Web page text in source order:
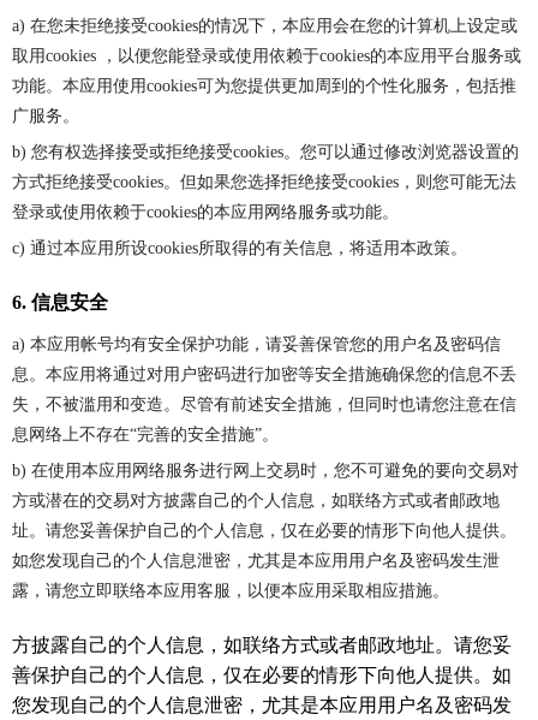
a) 在您未拒绝接受cookies的情况下，本应用会在您的计算机上设定或
取用cookies ，以便您能登录或使用依赖于cookies的本应用平台服务或
功能。本应用使用cookies可为您提供更加周到的个性化服务，包括推
广服务。
b) 您有权选择接受或拒绝接受cookies。您可以通过修改浏览器设置的
方式拒绝接受cookies。但如果您选择拒绝接受cookies，则您可能无法
登录或使用依赖于cookies的本应用网络服务或功能。
c) 通过本应用所设cookies所取得的有关信息，将适用本政策。
6. 信息安全
a) 本应用帐号均有安全保护功能，请妥善保管您的用户名及密码信
息。本应用将通过对用户密码进行加密等安全措施确保您的信息不丢
失，不被滥用和变造。尽管有前述安全措施，但同时也请您注意在信
息网络上不存在“完善的安全措施”。
b) 在使用本应用网络服务进行网上交易时，您不可避免的要向交易对
方或潜在的交易对方披露自己的个人信息，如联络方式或者邮政地
址。请您妥善保护自己的个人信息，仅在必要的情形下向他人提供。
如您发现自己的个人信息泄密，尤其是本应用用户名及密码发生泄
露，请您立即联络本应用客服，以便本应用采取相应措施。
方披露自己的个人信息，如联络方式或者邮政地址。请您妥
善保护自己的个人信息，仅在必要的情形下向他人提供。如
您发现自己的个人信息泄密，尤其是本应用用户名及密码发